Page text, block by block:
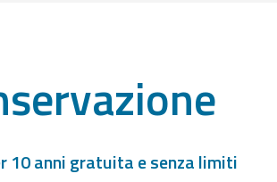
10 anni gratuita e senza limiti